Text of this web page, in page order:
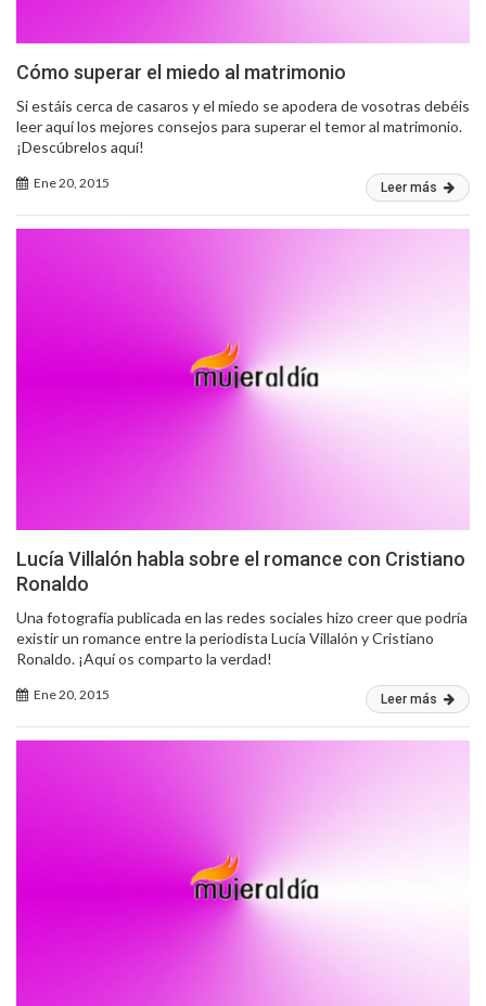
Cómo superar el miedo al matrimonio
Si estáis cerca de casaros y el miedo se apodera de vosotras debéis
leer aquí los mejores consejos para superar el temor al matrimonio.
¡Descúbrelos aquí!
Ene 20, 2015 Leer más
Lucía Villalón habla sobre el romance con Cristiano
Ronaldo
Una fotografía publicada en las redes sociales hizo creer que podría
existir un romance entre la periodista Lucía Villalón y Cristiano
Ronaldo. ¡Aquí os comparto la verdad!
Ene 20, 2015 Leer más